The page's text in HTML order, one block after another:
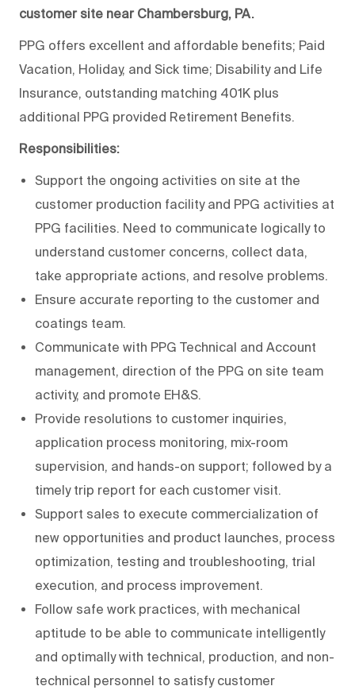
customer site near Chambersburg, PA.
PPG offers excellent and affordable benefits; Paid
Vacation, Holiday, and Sick time; Disability and Life
Insurance, outstanding matching 401K plus
additional PPG provided Retirement Benefits.
Responsibilities:
Support the ongoing activities on site at the
customer production facility and PPG activities at
PPG facilities. Need to communicate logically to
understand customer concerns, collect data,
take appropriate actions, and resolve problems.
Ensure accurate reporting to the customer and
coatings team.
Communicate with PPG Technical and Account
management, direction of the PPG on site team
activity, and promote EH&S.
Provide resolutions to customer inquiries,
application process monitoring, mix-room
supervision, and hands-on support; followed by a
timely trip report for each customer visit.
Support sales to execute commercialization of
new opportunities and product launches, process
optimization, testing and troubleshooting, trial
execution, and process improvement.
Follow safe work practices, with mechanical
aptitude to be able to communicate intelligently
and optimally with technical, production, and non-
technical personnel to satisfy customer